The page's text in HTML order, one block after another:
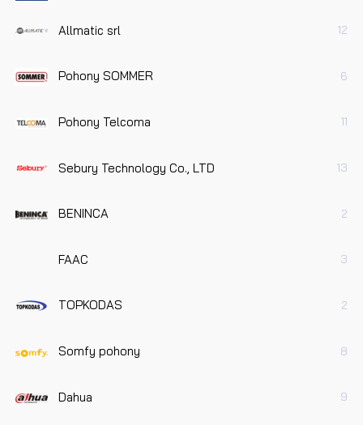
Allmatic srl 12
Pohony SOMMER 6
Pohony Telcoma 11
Sebury Technology Co., LTD 13
BENINCA 2
FAAC 3
TOPKODAS 2
Somfy pohony 8
Dahua 9